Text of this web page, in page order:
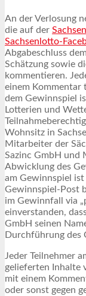
An der Verlosung
die auf der
Sachsenlotto-
Abgabeschluss
Schätzung sowie
kommentieren.
einem Kommentar
dem Gewinnspiel
Lotterien und
Wohnsitz in
Mitarbeiter der
Sazinc GmbH und
Abwicklung des
am Gewinnspiel
Gewinnspiel-Post
im Gewinnfall via
einverstanden,
GmbH seinen
Durchführung des
Jeder Teilnehmer
gelieferten Inhalte
mit einem
oder sonst gegen